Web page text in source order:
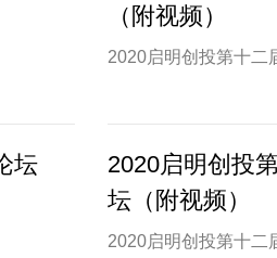
（附视频）
2020启明创投第十二
坛
2020启明创投
坛（附视频）
2020启明创投第十二